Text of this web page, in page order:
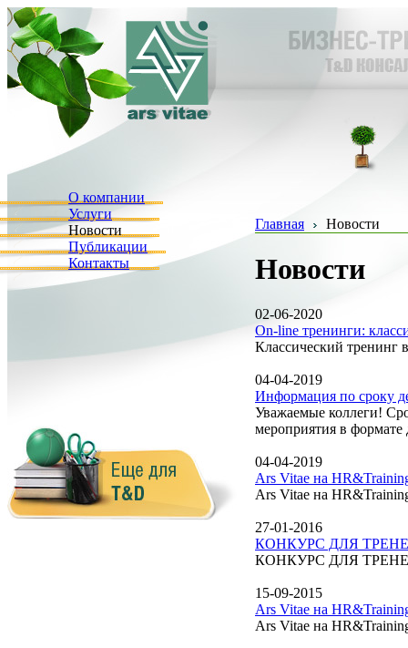
О компании
Услуги
Новости
Публикации
Контакты
Главная Новости
Новости
02-06-2020
On-line тренинги:
Классический тренинг
04-04-2019
Информация по сроку
Уважаемые коллеги!
мероприятия в формате
04-04-2019
Ars Vitae на
Ars Vitae на
27-01-2016
КОНКУРС ДЛЯ
КОНКУРС ДЛЯ
15-09-2015
Ars Vitae на
Ars Vitae на